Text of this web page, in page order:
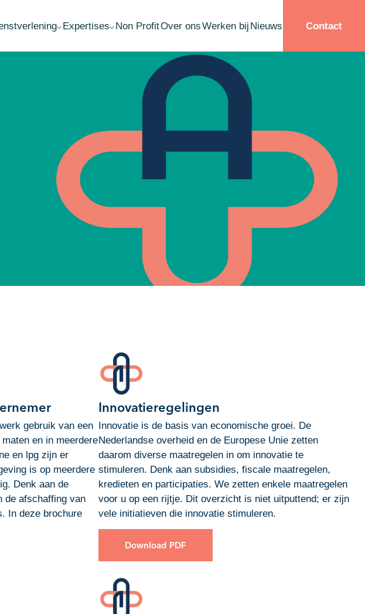
Expertises
Faillisement Schuldsanering
Herstructurering
Estate planning
Non ProfitOver onsWerken bij Nieuws Contact
gebruik van een
en in meerdere
en lpg zijn er
is op meerdere
Denk aan de
de afschaffing van
In deze brochure
Innovatieregelingen
Innovatie is de basis van economische groei. De
Nederlandse overheid en de Europese Unie zetten
daarom diverse maatregelen in om innovatie te
stimuleren. Denk aan subsidies, fiscale maatregelen,
kredieten en participaties. We zetten enkele maatregelen
voor u op een rijtje. Dit overzicht is niet uitputtend; er zijn
vele initiatieven die innovatie stimuleren.
Download PDF